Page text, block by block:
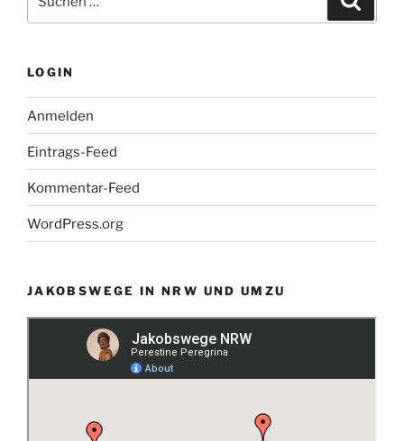
nach:
LOGIN
Anmelden
Eintrags-Feed
Kommentar-Feed
WordPress.org
JAKOBSWEGE IN NRW UND UMZU